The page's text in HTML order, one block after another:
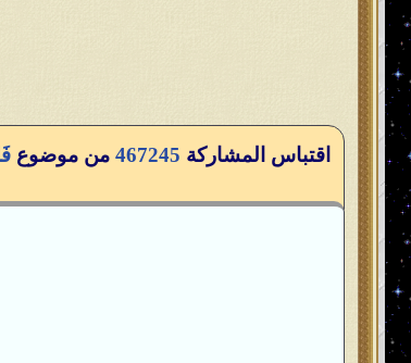
اقتباس المشاركة 467245 من موضوع